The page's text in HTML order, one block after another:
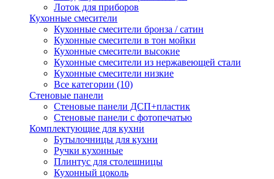
Лоток для приборов
Кухонные смесители
Кухонные смесители бронза / сатин
Кухонные смесители в тон мойки
Кухонные смесители высокие
Кухонные смесители из нержавеющей стали
Кухонные смесители низкие
Все категории (10)
Стеновые панели
Стеновые панели ДСП+пластик
Стеновые панели с фотопечатью
Комплектующие для кухни
Бутылочницы для кухни
Ручки кухонные
Плинтус для столешницы
Кухонный цоколь